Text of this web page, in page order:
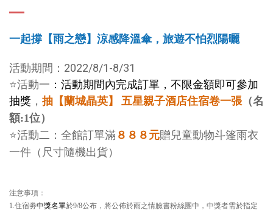
一起撐【雨之戀】涼感降溫傘，旅遊不怕烈陽曬
活動期間：2022/8/1-8/31
⭐活動一 ：活動期間內完成訂單，不限金額即可參加
抽獎 ， 抽【蘭城晶英】 五星親子酒店住宿卷一張 （名
額:1位）
⭐活動二：全館訂單滿 ８８８元贈兒童動物斗篷雨衣
一件（尺寸隨機出貨）
注意事項：
1.住宿劵中獎名單於9/8公布，將公佈於雨之情臉書粉絲團中，中獎者需於指定